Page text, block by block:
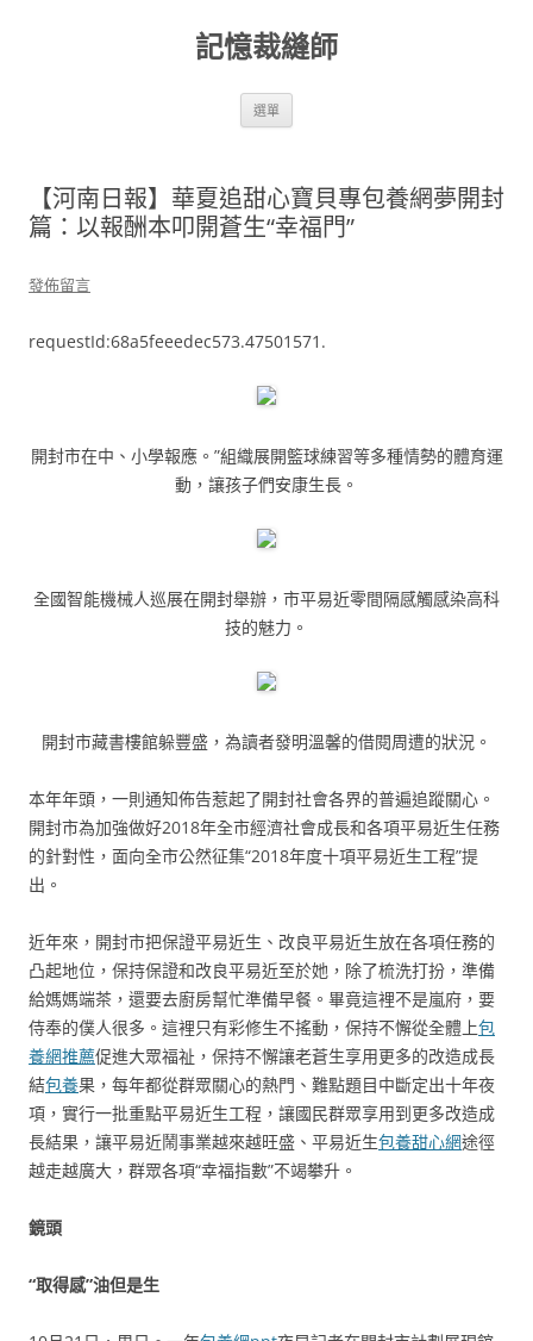
記憶裁縫師
選單
【河南日報】華夏追甜心寶貝專包養網夢開封
篇：以報酬本叩開蒼生“幸福門”
發佈留言
requestId:68a5feeedec573.47501571.
開封市在中、小學報應。”組織展開籃球練習等多種情勢的體育運
動，讓孩子們安康生長。
全國智能機械人巡展在開封舉辦，市平易近零間隔感觸感染高科
技的魅力。
開封市藏書樓館躲豐盛，為讀者發明溫馨的借閱周遭的狀況。
本年年頭，一則通知佈告惹起了開封社會各界的普遍追蹤關心。
開封市為加強做好2018年全市經濟社會成長和各項平易近生任務
的針對性，面向全市公然征集“2018年度十項平易近生工程”提
出。
近年來，開封市把保證平易近生、改良平易近生放在各項任務的
凸起地位，保持保證和改良平易近至於她，除了梳洗打扮，準備
給媽媽端茶，還要去廚房幫忙準備早餐。畢竟這裡不是嵐府，要
侍奉的僕人很多。這裡只有彩修生不搖動，保持不懈從全體上包
養網推薦促進大眾福祉，保持不懈讓老蒼生享用更多的改造成長
結包養果，每年都從群眾關心的熱門、難點題目中斷定出十年夜
項，實行一批重點平易近生工程，讓國民群眾享用到更多改造成
長結果，讓平易近鬧事業越來越旺盛、平易近生包養甜心網途徑
越走越廣大，群眾各項“幸福指數”不竭攀升。
鏡頭
“取得感”油但是生